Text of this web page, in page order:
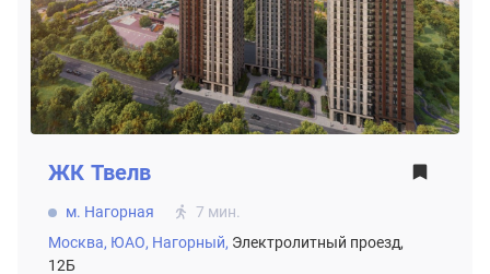
ЖК Твелв
м. Нагорная
7 мин.
Москва, ЮАО, Нагорный, Электролитный проезд,
12Б